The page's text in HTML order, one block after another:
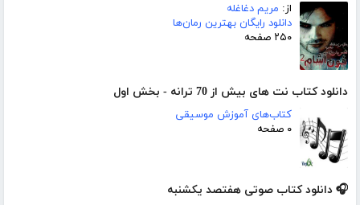
از: مریم دغاغله
دانلود رایگان بهترین رمان‌ها
۲۵۰ صفحه
دانلود کتاب نت های بیش از 70 ترانه - بخش اول
کتاب‌های آموزش موسیقی
۰ صفحه
🎧 دانلود کتاب صوتی هفتصد یکشنبه